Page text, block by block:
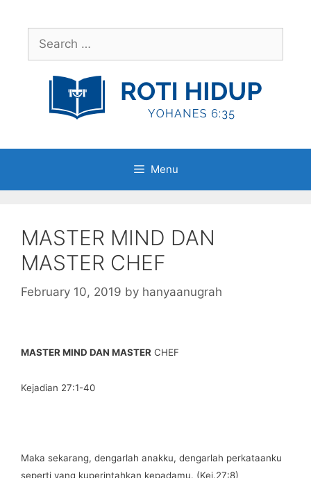
contentSearch
for:
Menu
MASTER MIND DAN
MASTER CHEF
February 10, 2019 by hanyaanugrah
MASTER MIND DAN MASTER CHEF
Kejadian 27:1-40
Maka sekarang, dengarlah anakku, dengarlah perkataanku
seperti yang kuperintahkan kepadamu. (Kej.27:8)